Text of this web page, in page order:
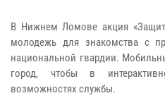
В Нижнем Ломове акция
молодежь для знакомства с
национальной гвардии.
город, чтобы в
возможностях службы.